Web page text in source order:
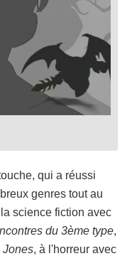
qui a réussi
genres tout au
science fiction avec
du 3ème type,
Jones, à l'horreur avec